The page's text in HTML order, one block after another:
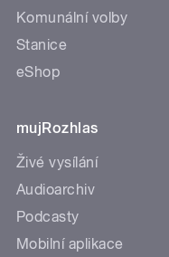
Komunální volby
Stanice
eShop
mujRozhlas
Živé vysílání
Audioarchiv
Podcasty
Mobilní aplikace